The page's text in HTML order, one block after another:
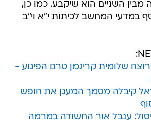
מבין השניים הוא שיקבע. כמו כן,
במדעי המחשב לכיתות י"א וי"ב
שלומית קריגמן טרם הפיגוע -
קיבלה מסמך המעגן את חופש
ענבל אור החשודה במרמה